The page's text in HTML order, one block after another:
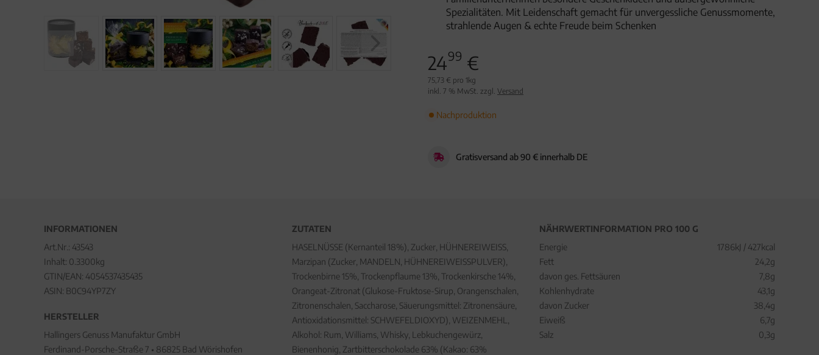
Spezialitäten. Mit Leidenschaft gemacht für unvergessliche Genussmomente,
strahlende Augen & echte Freude beim Schenken
2499 €
75,73 € pro 1kg
inkl. 7 % MwSt. zzgl. Versand
Nachproduktion
Gratisversand ab 90 € innerhalb DE
INFORMATIONEN
Art.Nr.: 43543
Inhalt: 0.3300kg
GTIN/EAN: 4054537435435
ASIN: B0C94YP7ZY
HERSTELLER
Hallingers Genuss Manufaktur GmbH
Ferdinand-Porsche-Straße 7 • 86825 Bad Wörishofen
ZUTATEN
HASELNÜSSE (Kernanteil 18%), Zucker, HÜHNEREIWEISS,
Marzipan (Zucker, MANDELN, HÜHNEREIWEISSPULVER),
Trockenbirne 15%, Trockenpflaume 13%, Trockenkirsche 14%,
Orangeat-Zitronat (Glukose-Fruktose-Sirup, Orangenschalen,
Zitronenschalen, Saccharose, Säuerungsmittel: Zitronensäure,
Antioxidationsmittel: SCHWEFELDIOXYD), WEIZENMEHL,
Alkohol: Rum, Williams, Whisky, Lebkuchengewürz,
Bienenhonig, Zartbitterschokolade 63% (Kakao: 63%
NÄHRWERTINFORMATION PRO 100 G
Energie
1786kJ / 427kcal
Fett
24,2g
davon ges. Fettsäuren
7,8g
Kohlenhydrate
43,1g
davon Zucker
38,4g
Eiweiß
6,7g
Salz
0,3g